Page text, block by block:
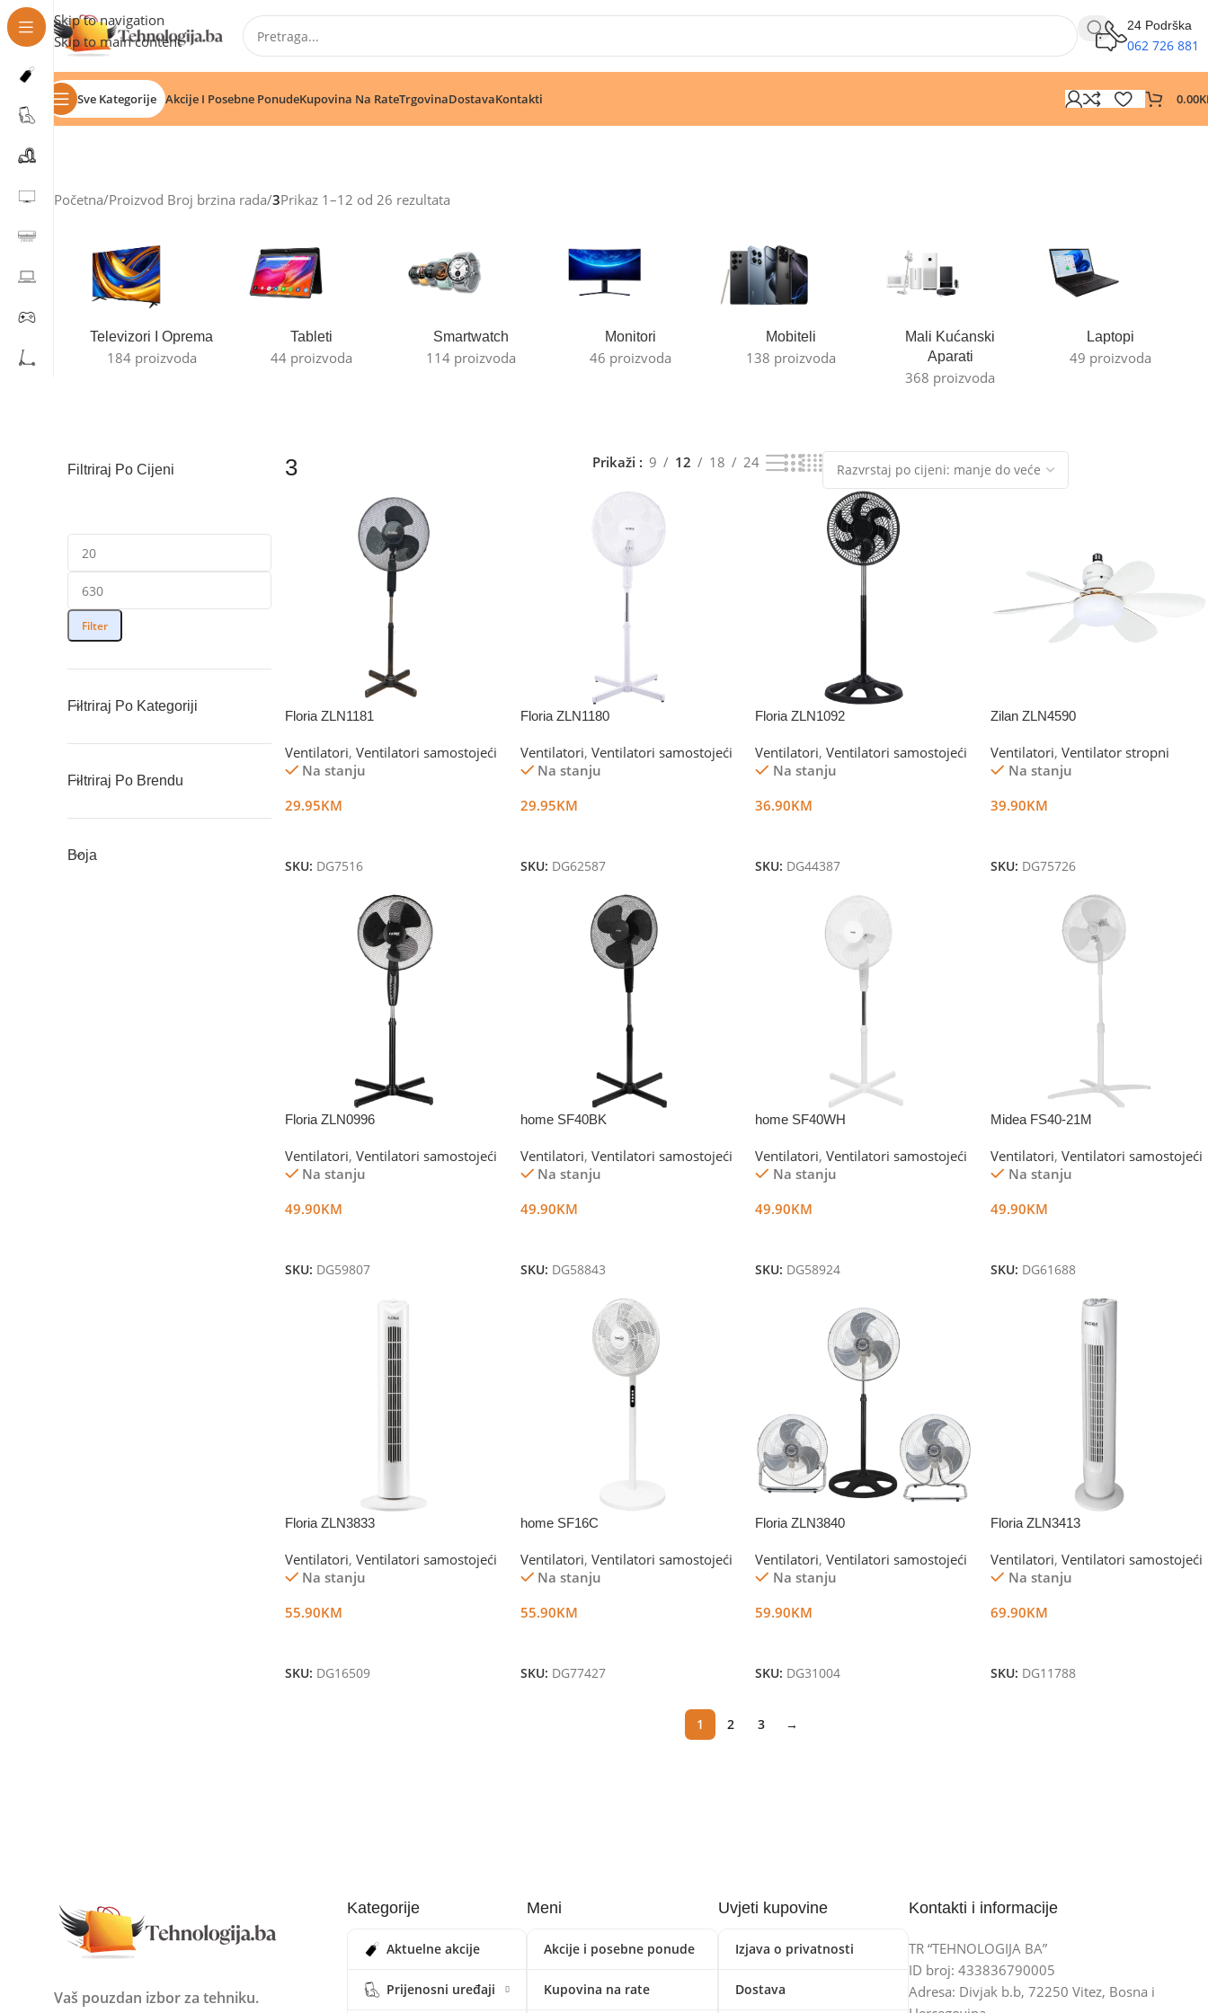
Skip to navigation
Skip to main content
24 Podrška
062 726 881
Sve Kategorije Akcije I Posebne PonudeKupovina Na RateTrgovinaDostavaKontakti 0.00
Početna/Proizvod Broj brzina rada/3Prikaz 1–12 od 26 rezultata
Televizori I Oprema
184 proizvoda
Tableti
44 proizvoda
Smartwatch
114 proizvoda
Monitori
46 proizvoda
Mobiteli
138 proizvoda
Mali Kućanski
Aparati
368 proizvoda
Laptopi
49 proizvoda
Filtriraj Po Cijeni
Filter
Filtriraj Po Kategoriji
Filtriraj Po Brendu
Boja
3 Prikaži 9 12 18 24
Floria ZLN1181
Ventilatori, Ventilatori samostojeći
Na stanju
29.95KM
SKU: DG7516
Floria ZLN1180
Ventilatori, Ventilatori samostojeći
Na stanju
29.95KM
SKU: DG62587
Floria ZLN1092
Ventilatori, Ventilatori samostojeći
Na stanju
36.90KM
SKU: DG44387
Zilan ZLN4590
Ventilatori, Ventilator stropni
Na stanju
39.90KM
SKU: DG75726
Floria ZLN0996
Ventilatori, Ventilatori samostojeći
Na stanju
49.90KM
SKU: DG59807
home SF40BK
Ventilatori, Ventilatori samostojeći
Na stanju
49.90KM
SKU: DG58843
home SF40WH
Ventilatori, Ventilatori samostojeći
Na stanju
49.90KM
SKU: DG58924
Midea FS40-21M
Ventilatori, Ventilatori samostojeći
Na stanju
49.90KM
SKU: DG61688
Floria ZLN3833
Ventilatori, Ventilatori samostojeći
Na stanju
55.90KM
SKU: DG16509
home SF16C
Ventilatori, Ventilatori samostojeći
Na stanju
55.90KM
SKU: DG77427
Floria ZLN3840
Ventilatori, Ventilatori samostojeći
Na stanju
59.90KM
SKU: DG31004
Floria ZLN3413
Ventilatori, Ventilatori samostojeći
Na stanju
69.90KM
SKU: DG11788
1 2 3 →
Vaš pouzdan izbor za tehniku.
Kategorije
Aktuelne akcije
Prijenosni uređaji
Meni
Akcije i posebne ponude
Kupovina na rate
Uvjeti kupovine
Izjava o privatnosti
Dostava
Kontakti i informacije
TR “TEHNOLOGIJA BA”
ID broj: 433836790005
Adresa: Divjak b.b, 72250 Vitez, Bosna i